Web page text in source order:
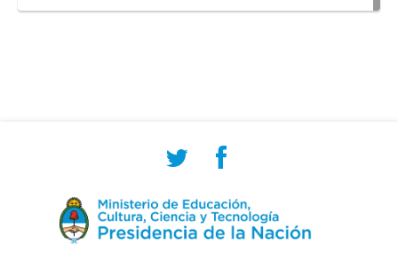
personas involucradas